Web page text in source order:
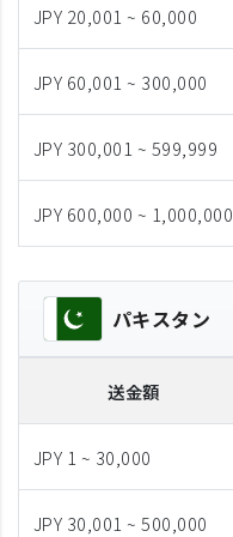
JPY 20,001 ~ 60,000
JPY 60,001 ~ 300,000
JPY 300,001 ~ 599,999
JPY 600,000 ~ 1,000,000
パキスタン
送金額
JPY 1 ~ 30,000
JPY 30,001 ~ 500,000